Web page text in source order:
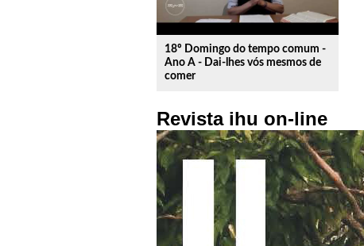
18º Domingo do tempo comum -
Ano A - Dai-lhes vós mesmos de
comer
Revista ihu on-line